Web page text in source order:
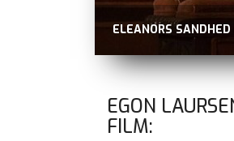
ELEANORS SANDHED
EGON
FILM: